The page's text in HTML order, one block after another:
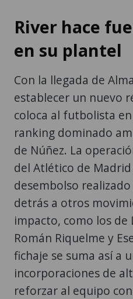
River hace
en su plantel
Con la llegada de
establecer un nuevo
coloca al futbolista
ranking dominado
de Núñez. La
del Atlético de
desembolso
detrás a otros
impacto, como los de
Román Riquelme y
fichaje se suma así a
incorporaciones de
reforzar al equipo